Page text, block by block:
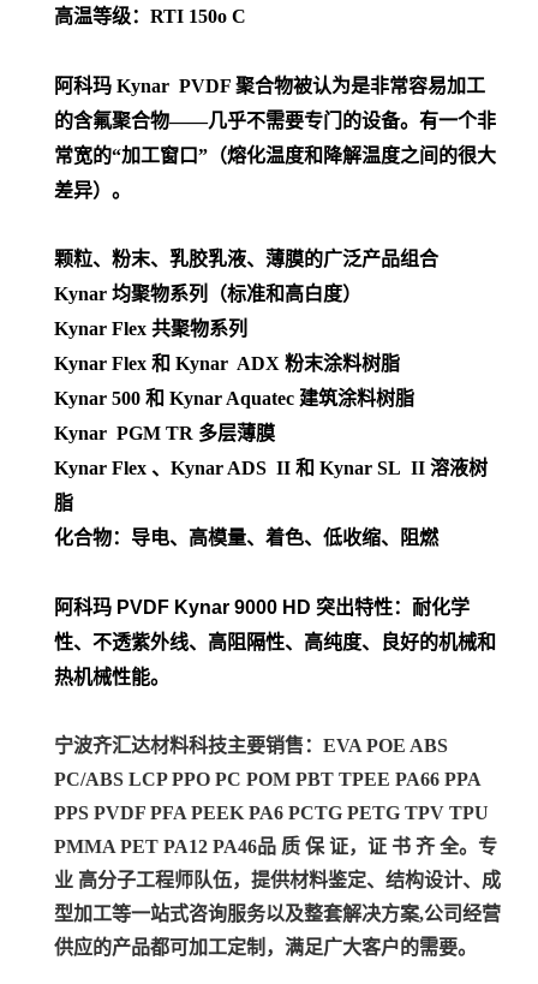
高温等级：RTI 150o C
阿科玛 Kynar PVDF 聚合物被认为是非常容易加工
的含氟聚合物——几乎不需要专门的设备。有一个非
常宽的“加工窗口”（熔化温度和降解温度之间的很大
差异）。
颗粒、粉末、乳胶乳液、薄膜的广泛产品组合
Kynar 均聚物系列（标准和高白度）
Kynar Flex 共聚物系列
Kynar Flex 和 Kynar ADX 粉末涂料树脂
Kynar 500 和 Kynar Aquatec 建筑涂料树脂
Kynar PGM TR 多层薄膜
Kynar Flex 、Kynar ADS II 和 Kynar SL II 溶液树
脂
化合物：导电、高模量、着色、低收缩、阻燃
阿科玛 PVDF Kynar 9000 HD 突出特性：耐化学
性、不透紫外线、高阻隔性、高纯度、良好的机械和
热机械性能。
宁波齐汇达材料科技主要销售：EVA POE ABS
PC/ABS LCP PPO PC POM PBT TPEE PA66 PPA
PPS PVDF PFA PEEK PA6 PCTG PETG TPV TPU
PMMA PET PA12 PA46品 质 保 证，证 书 齐 全。专
业 高分子工程师队伍，提供材料鉴定、结构设计、成
型加工等一站式咨询服务以及整套解决方案,公司经营
供应的产品都可加工定制，满足广大客户的需要。